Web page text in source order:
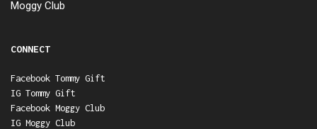
Moggy Club
CONNECT
Facebook Tommy Gift
IG Tommy Gift
Facebook Moggy Club
IG Moggy Club